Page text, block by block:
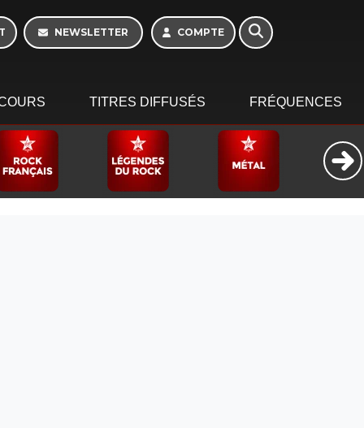
NEWSLETTER COMPTE
TITRES DIFFUSÉS FRÉQUENCES